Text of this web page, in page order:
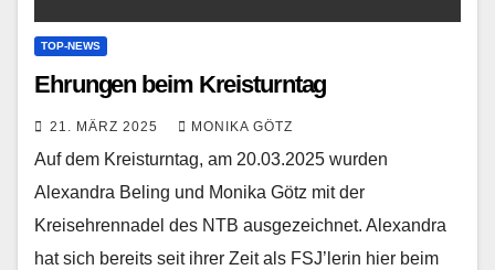
TOP-NEWS
Ehrungen beim Kreisturntag
21. MÄRZ 2025 MONIKA GÖTZ
Auf dem Kreisturntag, am 20.03.2025 wurden
Alexandra Beling und Monika Götz mit der
Kreisehrennadel des NTB ausgezeichnet. Alexandra
hat sich bereits seit ihrer Zeit als FSJ’lerin hier beim